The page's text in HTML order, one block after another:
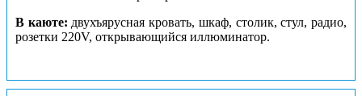
В каюте: двухъярусная кровать, шкаф, столик, стул, радио,
розетки 220V, открывающийся иллюминатор.